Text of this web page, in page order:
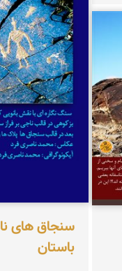
سنجاق های
باستان